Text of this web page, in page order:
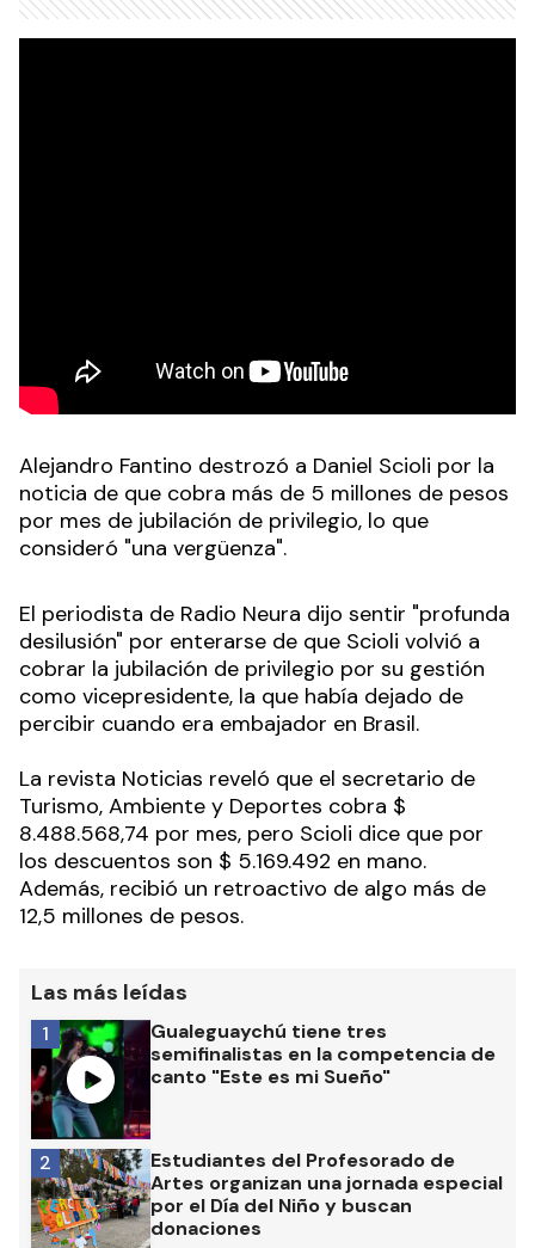
Alejandro Fantino destrozó a Daniel Scioli por la
noticia de que cobra más de 5 millones de pesos
por mes de jubilación de privilegio, lo que
consideró "una vergüenza".
El periodista de Radio Neura dijo sentir "profunda
desilusión" por enterarse de que Scioli volvió a
cobrar la jubilación de privilegio por su gestión
como vicepresidente, la que había dejado de
percibir cuando era embajador en Brasil.
La revista Noticias reveló que el secretario de
Turismo, Ambiente y Deportes cobra $
8.488.568,74 por mes, pero Scioli dice que por
los descuentos son $ 5.169.492 en mano.
Además, recibió un retroactivo de algo más de
12,5 millones de pesos.
Las más leídas
Gualeguaychú tiene tres
semifinalistas en la competencia de
canto "Este es mi Sueño"
1
Estudiantes del Profesorado de
Artes organizan una jornada especial
por el Día del Niño y buscan
donaciones
2